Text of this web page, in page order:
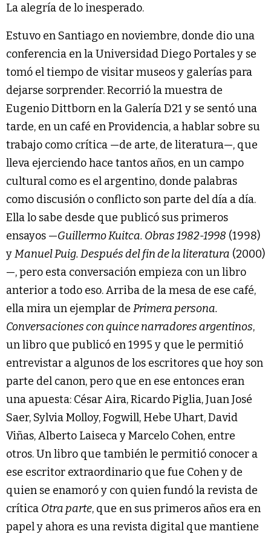
La alegría de lo inesperado.
Estuvo en Santiago en noviembre, donde dio una
conferencia en la Universidad Diego Portales y se
tomó el tiempo de visitar museos y galerías para
dejarse sorprender. Recorrió la muestra de
Eugenio Dittborn en la Galería D21 y se sentó una
tarde, en un café en Providencia, a hablar sobre su
trabajo como crítica —de arte, de literatura—, que
lleva ejerciendo hace tantos años, en un campo
cultural como es el argentino, donde palabras
como discusión o conflicto son parte del día a día.
Ella lo sabe desde que publicó sus primeros
ensayos —Guillermo Kuitca. Obras 1982-1998 (1998)
yManuel Puig. Después del fin de la literatura (2000)
—, pero esta conversación empieza con un libro
anterior a todo eso. Arriba de la mesa de ese café,
ella mira un ejemplar de Primera persona.
Conversaciones con quince narradores argentinos,
un libro que publicó en 1995 y que le permitió
entrevistar a algunos de los escritores que hoy son
parte del canon, pero que en ese entonces eran
una apuesta: César Aira, Ricardo Piglia, Juan José
Saer, Sylvia Molloy, Fogwill, Hebe Uhart, David
Viñas, Alberto Laiseca y Marcelo Cohen, entre
otros. Un libro que también le permitió conocer a
ese escritor extraordinario que fue Cohen y de
quien se enamoró y con quien fundó la revista de
crítica Otra parte, que en sus primeros años era en
papel y ahora es una revista digital que mantiene